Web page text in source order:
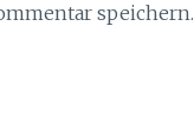
speichern.